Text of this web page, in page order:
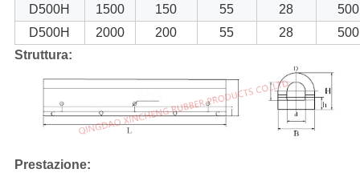
D500H
1500 150 55 28
500
D500H
2000 200 55 28
500
Struttura:
Prestazione: